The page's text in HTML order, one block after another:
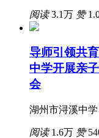
阅读3.1万 赞
导师引领共
中学开展亲
会
湖州市浔溪中
阅读1.6万 赞